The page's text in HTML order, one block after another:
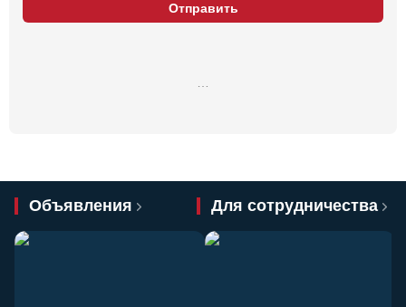
Отправить
…
Объявления Для сотрудничества